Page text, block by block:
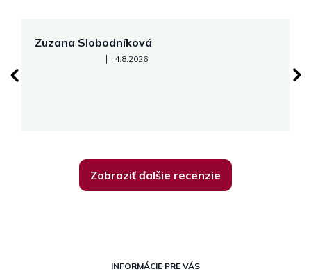
Zuzana Slobodníková
Hodnotenie obchodu je 5 z 5 hviezdičiek.
| 4.8.2026
Zobraziť ďalšie recenzie
INFORMÁCIE PRE VÁS